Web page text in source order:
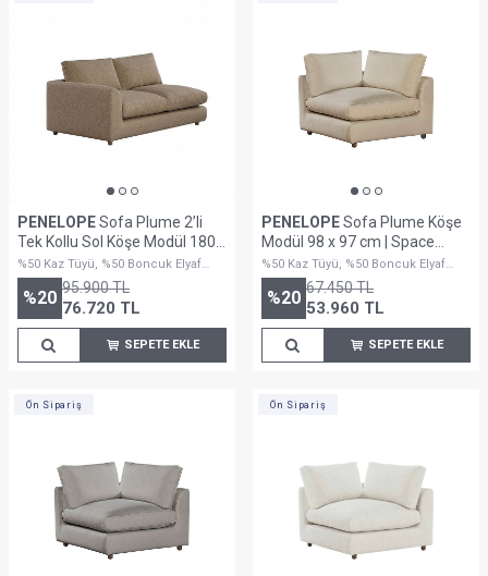
PENELOPESofa Plume 2’li
Tek Kollu Sol Köşe Modül 180 x
97 cm | Plainfry Kumaş -
Kahve Keten
%50 Kaz Tüyü, %50 Boncuk Elyaf
Dolguludur
%20 95.900TL
76.720 TL
SEPETE EKLE
PENELOPESofa Plume Köşe
Modül 98 x 97 cm | Space
Kumaş - Krem
%50 Kaz Tüyü, %50 Boncuk Elyaf
Dolguludur
%20 67.450TL
53.960 TL
SEPETE EKLE
Ön Sipariş Ön Sipariş